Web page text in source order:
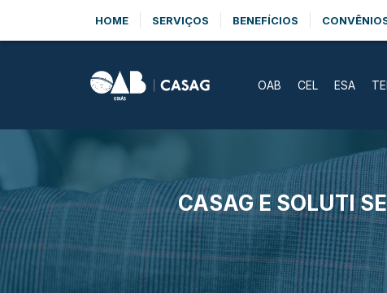
HOME SERVIÇOS BENEFÍCIOS
OAB CEL ESA
CASAG E SOLUTI